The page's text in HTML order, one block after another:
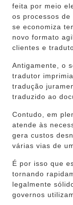
feita por meio
os processos
se economiza
novo formato
clientes e
Antigamente, o
tradutor
tradução
traduzido ao
Contudo, em
atende às
gera custos
várias vias de
É por isso que
tornando
legalmente
governos